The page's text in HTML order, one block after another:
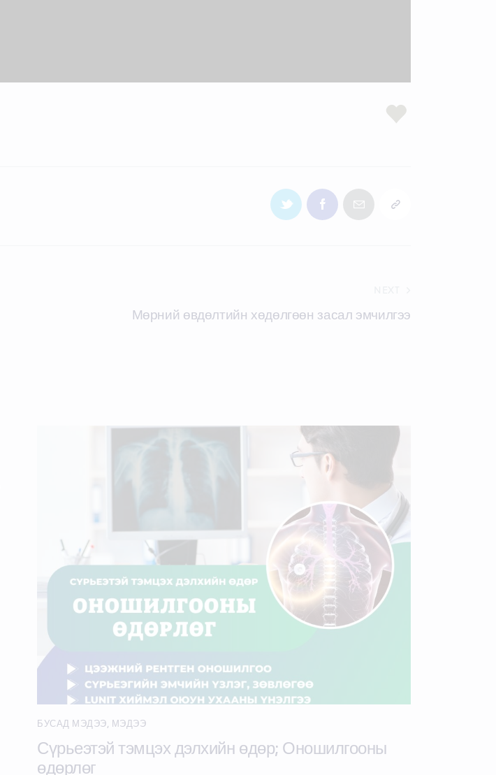
Мөрний өвдөлтийн хөдөлгөөн засал эмчилгээ
БУСАД МЭДЭЭ, МЭДЭЭ
Сүрьеэтэй тэмцэх дэлхийн өдөр; Оношилгооны
өдөрлөг